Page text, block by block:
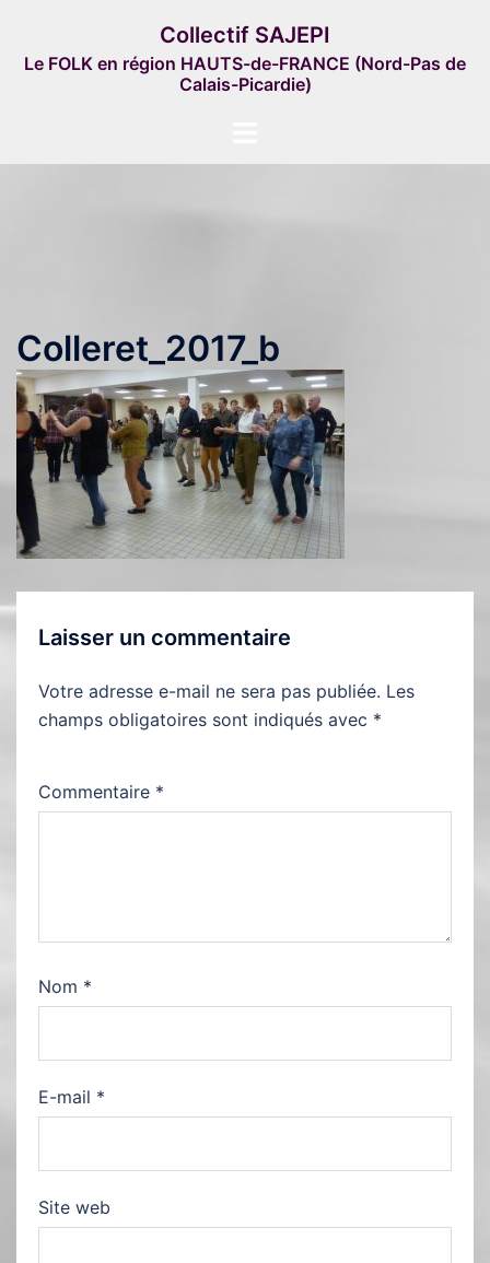
contenu
Collectif SAJEPI
Le FOLK en région HAUTS-de-FRANCE (Nord-Pas de
Calais-Picardie)
Colleret_2017_b
Laisser un commentaire
Votre adresse e-mail ne sera pas publiée. Les
champs obligatoires sont indiqués avec *
Commentaire *
Nom *
E-mail *
Site web